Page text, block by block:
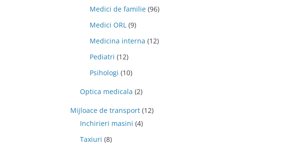
Medici de familie (96)
Medici ORL (9)
Medicina interna (12)
Pediatri (12)
Psihologi (10)
Optica medicala (2)
Mijloace de transport (12)
Inchirieri masini (4)
Taxiuri (8)